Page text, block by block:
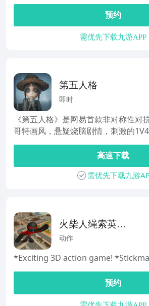
预约
需优先下载九游APP
第五人格
即时
《第五人格》是网易首款非对称性对
哥特画风，悬疑烧脑剧情，刺激的
高速下载
需优先下载九游
火柴人绳索英雄
Stickman Re Hero
动作
*Exciting 3D action game!
预约